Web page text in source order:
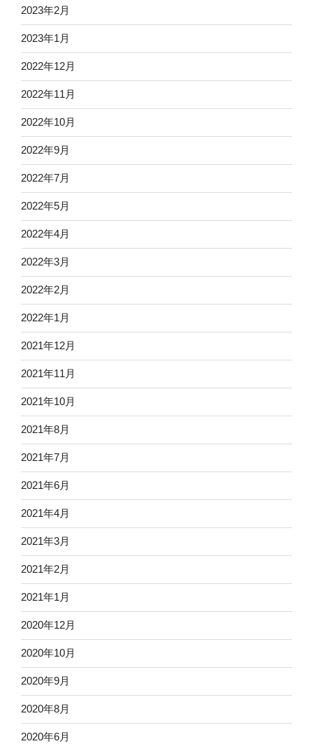
2023年2月
2023年1月
2022年12月
2022年11月
2022年10月
2022年9月
2022年7月
2022年5月
2022年4月
2022年3月
2022年2月
2022年1月
2021年12月
2021年11月
2021年10月
2021年8月
2021年7月
2021年6月
2021年4月
2021年3月
2021年2月
2021年1月
2020年12月
2020年10月
2020年9月
2020年8月
2020年6月